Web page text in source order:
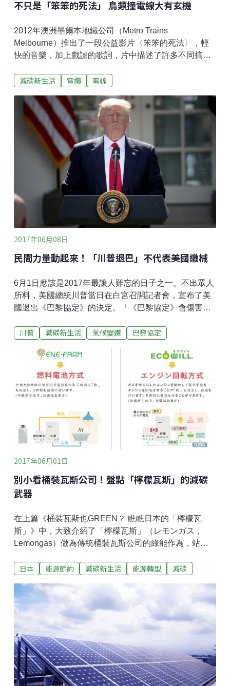
不只是「笨笨的死法」 鳥類撞電線大有玄機
2012年澳洲墨爾本地鐵公司（Metro Trains
Melbourne）推出了一段公益影片〈笨笨的死法〉，輕
快的音樂，加上戲謔的歌詞，片中描述了許多不同搞死
生。前幾天就真的有則新聞：「2隻斑鳩在高壓電桿上聊
走了，留在那的是一隻眼神看起來有點渙散，飛羽尾羽
燒到只剩羽軸......。」「照Marvel電影，接下來會有『閃
電鳩』之類的出現。（誤）」朋友Kyousuke則回應：
「以電系知識來想，應該是羽毛末端的電阻比空氣來得
小，所以造成導電，電流只經過羽毛，沒流過身體，所
以羽毛瞬間高熱燒焦，但身體因沒流過電所以沒事。」
在個人臉書頁面轉載這則新聞時留下了這段評論。鳥類
在交配時，雄鳥會振翅，一是保持平衡，另一可能為其
儀式行為，於是筆者好奇地查了一下電線間隔，發現輸
電線間隔標準是45.7cm，珠頸
減碳新生活 電纜 電線
2017年06月08日
民間力量動起來！「川普退巴」不代表美國繳械
6月1日應該是2017年最讓人難忘的日子之一。不出眾人
所料，美國總統川普當日在白宮召開記者會，宣布了美
國退出《巴黎協定》的決定。「《巴黎協定》會傷害美
利益分配給其他國家的協定，只要我在位，就不容許它
地說道。國際譴責不斷，連自家企業也打臉「川普退
巴」消息傳開後，立即引發國際譴責與反彈聲浪。「美
國總統對他的國家人民的利益，以及對地球的未來上，
做了錯誤的決定！」儘管川普預留了伏筆，表示美國可
（Emmanuel Macron）立即表態，表示不可能為川普修
改《巴黎協定》內容。不只法國，英國首相梅伊
（Theresa May）也不諱言對美國退出感到失望，
Arias Ca
川普 減碳新生活 氣候變遷 巴黎協定
2017年06月01日
別小看桶裝瓦斯公司！盤點「檸檬瓦斯」的減碳
武器
在上篇《桶裝瓦斯也GREEN？ 瞧瞧日本的「檸檬瓦
斯」》中，大致介紹了「檸檬瓦斯」（レモンガス，
Lemongas）做為傳統桶裝瓦斯公司的綠能作為，站在
綠能業務的相關設備、技術。開始之前，先來了解一下
斯」（台灣稱為「家用天然氣」）比較有都市的形象，
而桶裝瓦斯似乎擺脫不了「鄉村」形象。然而，這只是
成見。桶裝瓦斯在日本家庭的市佔率高達54%（約2600
萬戶），比重比都市瓦斯還高。此外，都市瓦斯的市場
稍微傾向獨佔，在日本約200家企業，但桶裝瓦斯的供
應廠商則高達兩萬家之譜。
日本 能源節約 減碳新生活 能源轉型 減碳